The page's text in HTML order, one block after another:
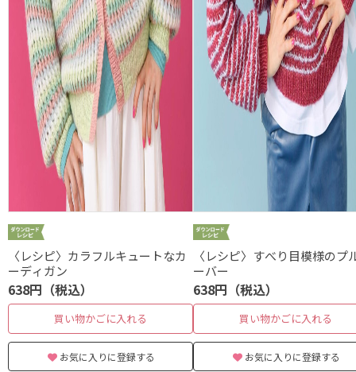
〈レシピ〉カラフルキュートなカ
ーディガン
638円（税込）
買い物かごに入れる
お気に入りに登録する
〈レシピ〉すべり目模様のプ
ーバー
638円（税込）
買い物かごに入れる
お気に入りに登録する